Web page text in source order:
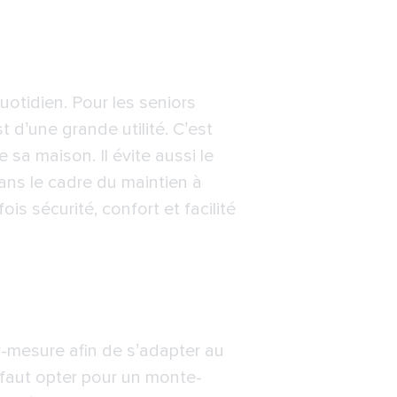
Pour les seniors
grande utilité. C’est
sa maison. Il évite aussi le
le cadre du maintien à
sécurité, confort et facilité
afin de s’adapter au
opter pour un monte-